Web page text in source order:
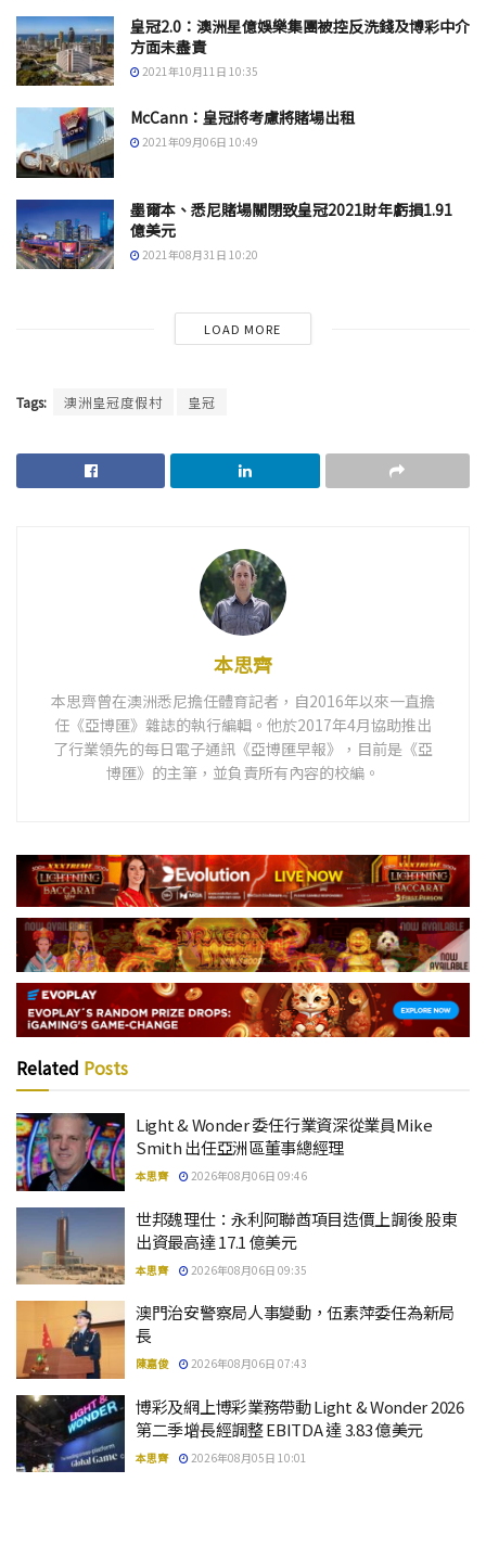
皇冠2.0：澳洲星億娛樂集團被控反洗錢及博彩中介
方面未盡責
2021年10月11日 10:35
McCann：皇冠將考慮將賭場出租
2021年09月06日 10:49
墨爾本、悉尼賭場關閉致皇冠2021財年虧損1.91
億美元
2021年08月31日 10:20
LOAD MORE
Tags: 澳洲皇冠度假村 皇冠
本思齊
本思齊曾在澳洲悉尼擔任體育記者，自2016年以來一直擔
任《亞博匯》雜誌的執行編輯。他於2017年4月協助推出
了行業領先的每日電子通訊《亞博匯早報》，目前是《亞
博匯》的主筆，並負責所有內容的校編。
Related Posts
Light & Wonder 委任行業資深從業員Mike
Smith 出任亞洲區董事總經理
本思齊 2026年08月06日 09:46
世邦魏理仕：永利阿聯酋項目造價上調後 股東
出資最高達 17.1 億美元
本思齊 2026年08月06日 09:35
澳門治安警察局人事變動，伍素萍委任為新局
長
陳嘉俊 2026年08月06日 07:43
博彩及網上博彩業務帶動 Light & Wonder 2026
第二季增長經調整 EBITDA 達 3.83 億美元
本思齊 2026年08月05日 10:01